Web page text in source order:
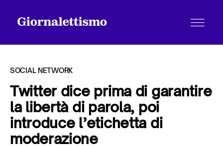
Tutti gli articoli
SOCIAL NETWORK
Twitter dice prima di garantire
la libertà di parola, poi
introduce l’etichetta di
moderazione